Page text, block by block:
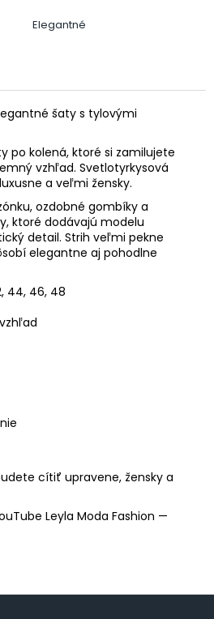
Elegantné
šaty s tylovými
po kolená, ktoré si zamilujete
vzhľad. Svetlotyrkysová
a veľmi žensky.
ozdobné gombíky a
ktoré dodávajú modelu
detail. Strih veľmi pekne
elegantne aj pohodlne
44, 46, 48
cítiť upravene, žensky a
Leyla Moda Fashion —